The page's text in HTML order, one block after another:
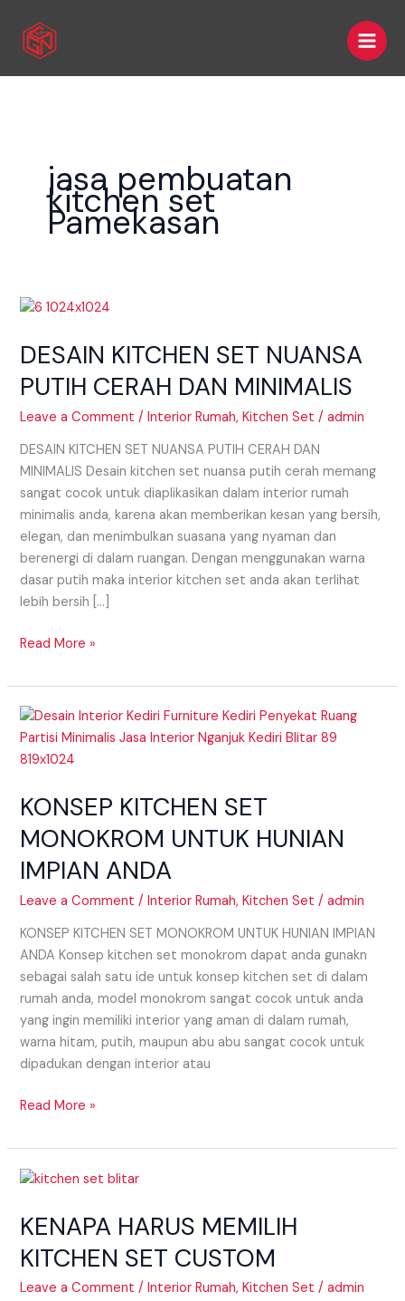
content
Main
jasa pembuatan
kitchen set
Pamekasan
DESAIN KITCHEN SET NUANSA
PUTIH CERAH DAN MINIMALIS
Leave a Comment /Interior Rumah,Kitchen Set /admin
DESAIN KITCHEN SET NUANSA PUTIH CERAH DAN
MINIMALIS Desain kitchen set nuansa putih cerah memang
sangat cocok untuk diaplikasikan dalam interior rumah
minimalis anda, karena akan memberikan kesan yang bersih,
elegan, dan menimbulkan suasana yang nyaman dan
berenergi di dalam ruangan. Dengan menggunakan warna
dasar putih maka interior kitchen set anda akan terlihat
lebih bersih […]
DESAIN
SET
PUTIH
CERAH
MINIMALIS
Read More »
KONSEP KITCHEN SET
MONOKROM UNTUK HUNIAN
IMPIAN ANDA
Leave a Comment /Interior Rumah,Kitchen Set /admin
KONSEP KITCHEN SET MONOKROM UNTUK HUNIAN IMPIAN
ANDA Konsep kitchen set monokrom dapat anda gunakn
sebagai salah satu ide untuk konsep kitchen set di dalam
rumah anda, model monokrom sangat cocok untuk anda
yang ingin memiliki interior yang aman di dalam rumah,
warna hitam, putih, maupun abu abu sangat cocok untuk
dipadukan dengan interior atau
KONSEP
KITCHEN
SET
UNTUK
IMPIAN
ANDA
Read More »
KENAPA HARUS MEMILIH
KITCHEN SET CUSTOM
Leave a Comment /Interior Rumah,Kitchen Set /admin
KENAPA
MEMILIH
SET
CUSTOM